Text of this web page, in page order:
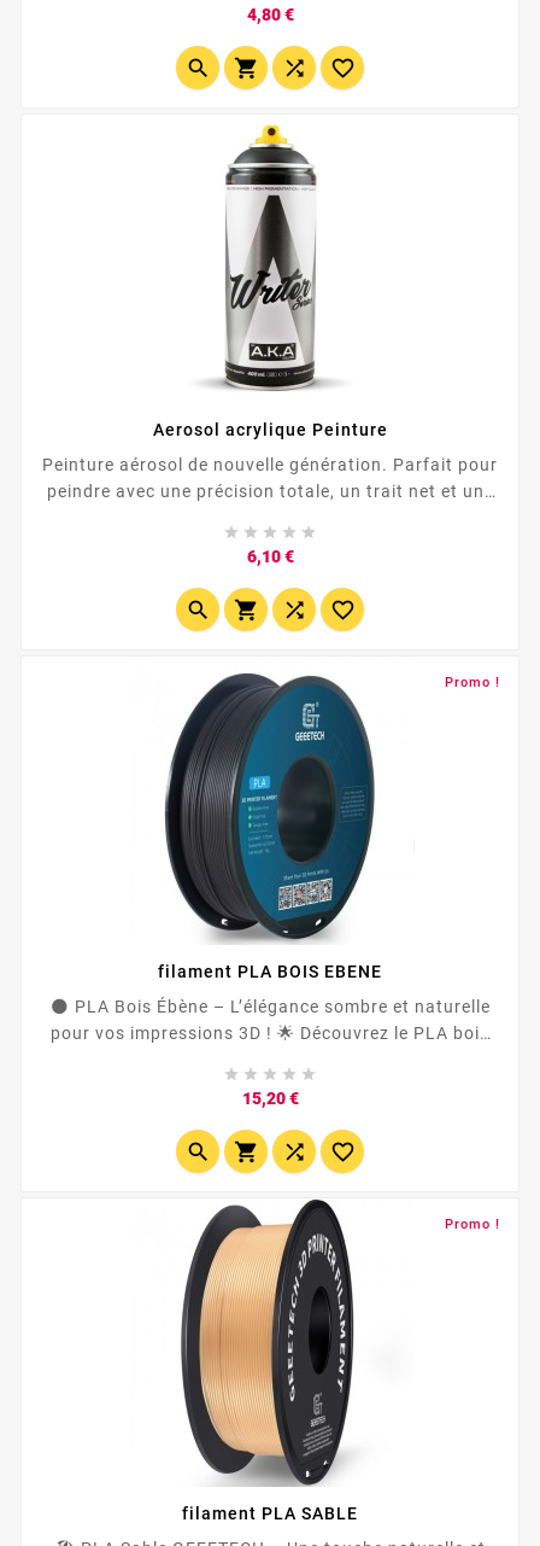
du filament...
4,80 €Prix
   
Aerosol acrylique Peinture
Peinture aérosol de nouvelle génération. Parfait pour
peindre avec une précision totale, un trait net et une
parfaitement ajustable grâce à sa vanne à course
Haute opacité
    
6,10 €Prix
   
Promo !
filament PLA BOIS EBENE
🌑 PLA Bois Ébène – L’élégance sombre et naturelle
pour vos impressions 3D ! 🌟 Découvrez le PLA bois
systèmes...
    
15,20 €Prix
   
Promo !
filament PLA SABLE